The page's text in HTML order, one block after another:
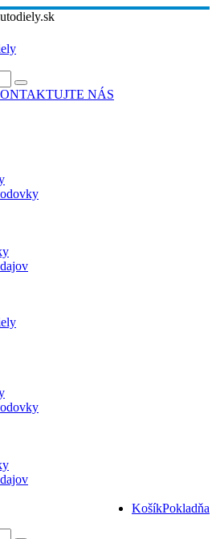
NÁS
KošíkPokladňa